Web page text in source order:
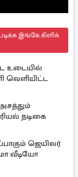
இங்கே கிளிக்
உடையில்
வெளியிட்ட
நடிகை
ஜெயிலர்
வீடியோ